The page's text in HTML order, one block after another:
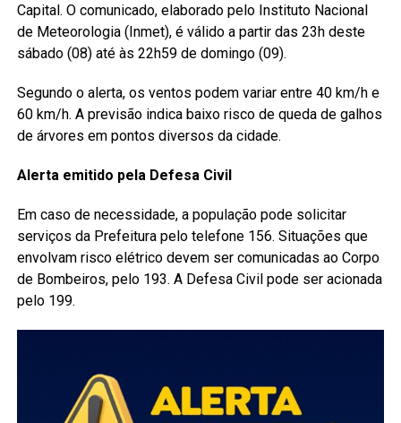
Capital. O comunicado, elaborado pelo Instituto Nacional
de Meteorologia (Inmet), é válido a partir das 23h deste
sábado (08) até às 22h59 de domingo (09).
Segundo o alerta, os ventos podem variar entre 40 km/h e
60 km/h. A previsão indica baixo risco de queda de galhos
de árvores em pontos diversos da cidade.
Alerta emitido pela Defesa Civil
Em caso de necessidade, a população pode solicitar
serviços da Prefeitura pelo telefone 156. Situações que
envolvam risco elétrico devem ser comunicadas ao Corpo
de Bombeiros, pelo 193. A Defesa Civil pode ser acionada
pelo 199.